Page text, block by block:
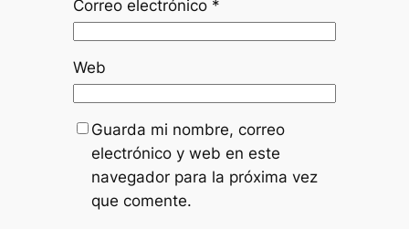
Correo electrónico *
Web
Guarda mi nombre, correo
electrónico y web en este
navegador para la próxima vez
que comente.